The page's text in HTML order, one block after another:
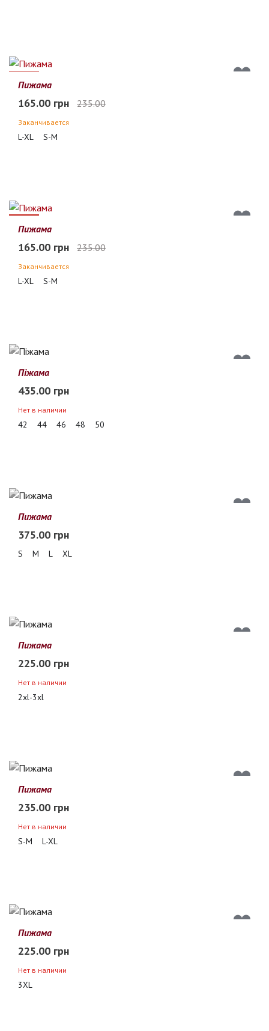
30%
Пижама
165.00 грн 235.00
Заканчивается
L-XL S-M
30%
Пижама
165.00 грн 235.00
Заканчивается
L-XL S-M
Піжама
435.00 грн
Нет в наличии
42 44 46 48 50
Пижама
375.00 грн
S M L XL
Пижама
225.00 грн
Нет в наличии
2xl-3xl
Пижама
235.00 грн
Нет в наличии
S-M L-XL
Пижама
225.00 грн
Нет в наличии
3XL